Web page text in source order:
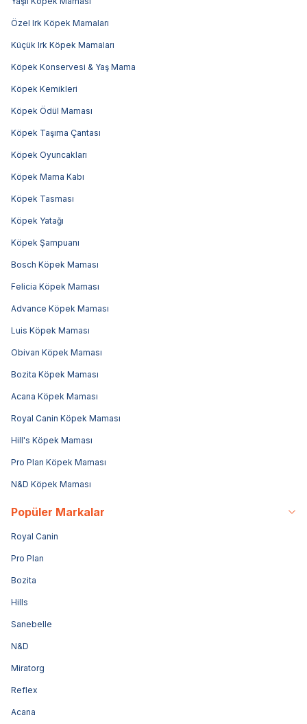
Özel Irk Köpek Mamaları
Küçük Irk Köpek Mamaları
Köpek Konservesi & Yaş Mama
Köpek Kemikleri
Köpek Ödül Maması
Köpek Taşıma Çantası
Köpek Oyuncakları
Köpek Mama Kabı
Köpek Tasması
Köpek Yatağı
Köpek Şampuanı
Bosch Köpek Maması
Felicia Köpek Maması
Advance Köpek Maması
Luis Köpek Maması
Obivan Köpek Maması
Bozita Köpek Maması
Acana Köpek Maması
Royal Canin Köpek Maması
Hill's Köpek Maması
Pro Plan Köpek Maması
N&D Köpek Maması
Popüler Markalar
Royal Canin
Pro Plan
Bozita
Hills
Sanebelle
N&D
Miratorg
Reflex
Acana